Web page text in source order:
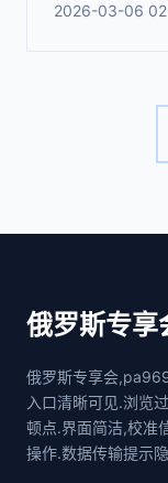
2026-03-06
俄罗斯专享
俄罗斯专享会
入口清晰可见.浏览
顿点.界面简洁,校准
操作.数据传输提示